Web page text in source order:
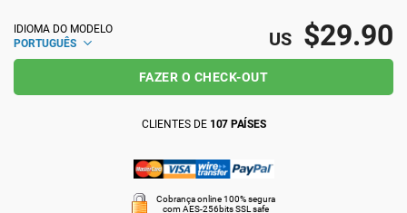
ISO 22301
Organizações de saúde
IDIOMA DO MODELO
PORTUGUÊS
US $29.90
FAZER O CHECK-OUT
CLIENTES DE 107 PAÍSES
Cobrança online 100% segura
com AES-256bits SSL safe